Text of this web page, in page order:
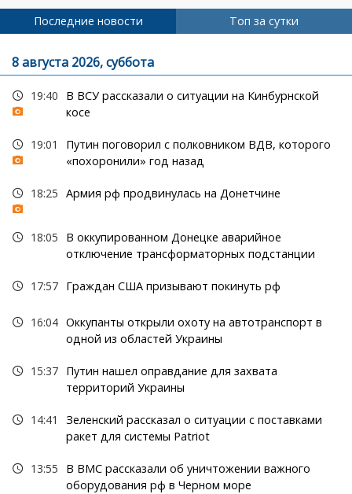
Последние новости Топ за сутки
8 августа 2026, суббота
19:40
В ВСУ рассказали о ситуации на Кинбурнской
косе
19:01
Путин поговорил с полковником ВДВ, которого
«похоронили» год назад
18:25 Армия рф продвинулась на Донетчине
18:05
В оккупированном Донецке аварийное
отключение трансформаторных подстанции
17:57 Граждан США призывают покинуть рф
16:04 Оккупанты открыли охоту на автотранспорт в
одной из областей Украины
15:37 Путин нашел оправдание для захвата
территорий Украины
14:41
Зеленский рассказал о ситуации с поставками
ракет для системы Patriot
13:55
В ВМС рассказали об уничтожении важного
оборудования рф в Черном море